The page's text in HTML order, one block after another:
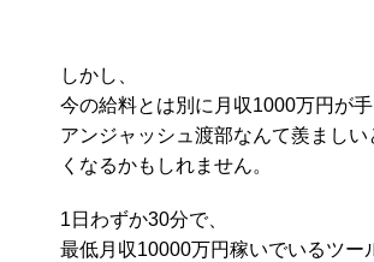
しかし、
今の給料とは別に月収1000万円が
アンジャッシュ渡部なんて羨ましい
くなるかもしれません。
1日わずか30分で、
最低月収10000万円稼いでいるツー